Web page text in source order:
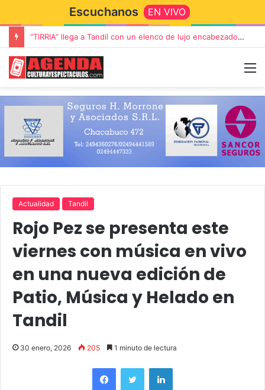
Escuchanos EN VIVO
Rata Blanca regresa a Tandil con un show demoledor en el Estadio Unión y Progreso
Actualidad Tandil
Rojo Pez se presenta este
viernes con música en vivo
en una nueva edición de
Patio, Música y Helado en
Tandil
30 enero, 2026 205 1 minuto de lectura